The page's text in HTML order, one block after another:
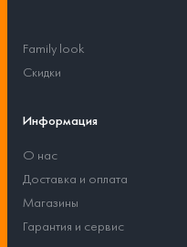
Family look
Скидки
Информация
О нас
Доставка и оплата
Магазины
Гарантия и сервис